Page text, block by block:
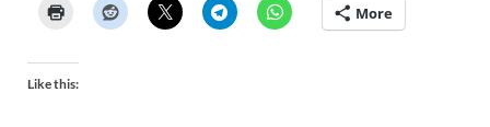
More
Like this: